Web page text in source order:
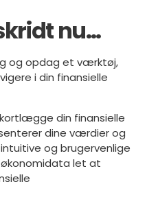
nu…
og opdag et værktøj,
i din finansielle
din finansielle
dine værdier og
og brugervenlige
let at